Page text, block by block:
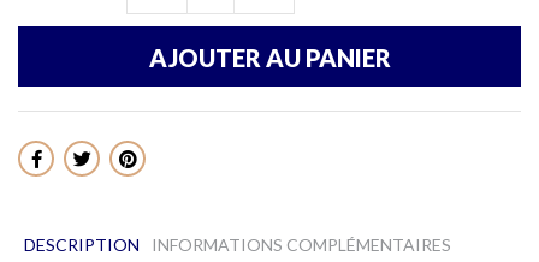
AJOUTER AU PANIER
Partager
DESCRIPTION INFORMATIONS COMPLÉMENTAIRES